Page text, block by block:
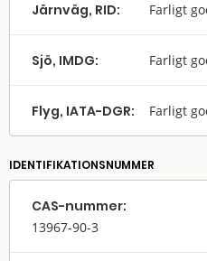
Järnväg, RID: Farligt
Sjö, IMDG: Farligt
Flyg, IATA-DGR: Farligt
IDENTIFIKATIONSNUMMER
CAS-nummer:
13967-90-3